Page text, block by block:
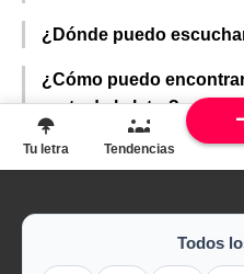
¿Dónde puedo
¿Cómo puedo
parte de la letra?
Todos
Tu letra Tendencias